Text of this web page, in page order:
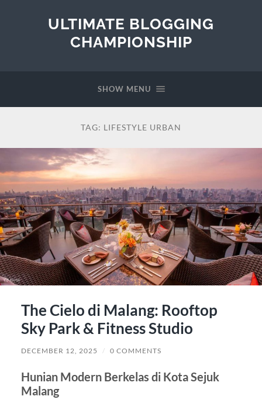
ULTIMATE BLOGGING
CHAMPIONSHIP
SHOW MENU
TAG: LIFESTYLE URBAN
The Cielo di Malang: Rooftop
Sky Park & Fitness Studio
DECEMBER 12, 2025 / 0 COMMENTS
Hunian Modern Berkelas di Kota Sejuk
Malang